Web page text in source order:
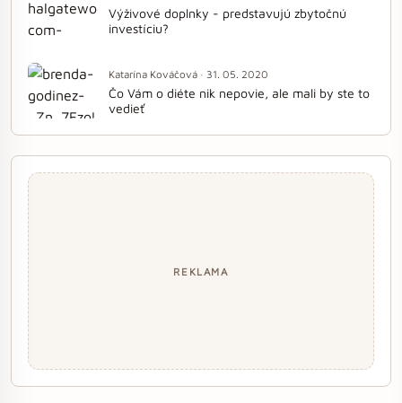
Výživové doplnky - predstavujú zbytočnú
investíciu?
Katarína Kováčová · 31. 05. 2020
Čo Vám o diéte nik nepovie, ale mali by ste to
vedieť
REKLAMA